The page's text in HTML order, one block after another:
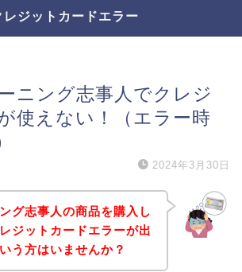
レジットカードエラー
ニング志事人でクレジ
使えない！（エラー時
2024年3月30日
グ志事人の商品を購入し
ジットカードエラーが出
う方はいませんか？